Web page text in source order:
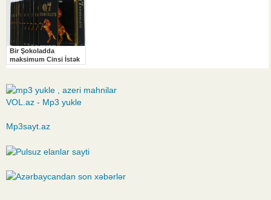
VOL.az - Mp3 yukle
Mp3sayt.az